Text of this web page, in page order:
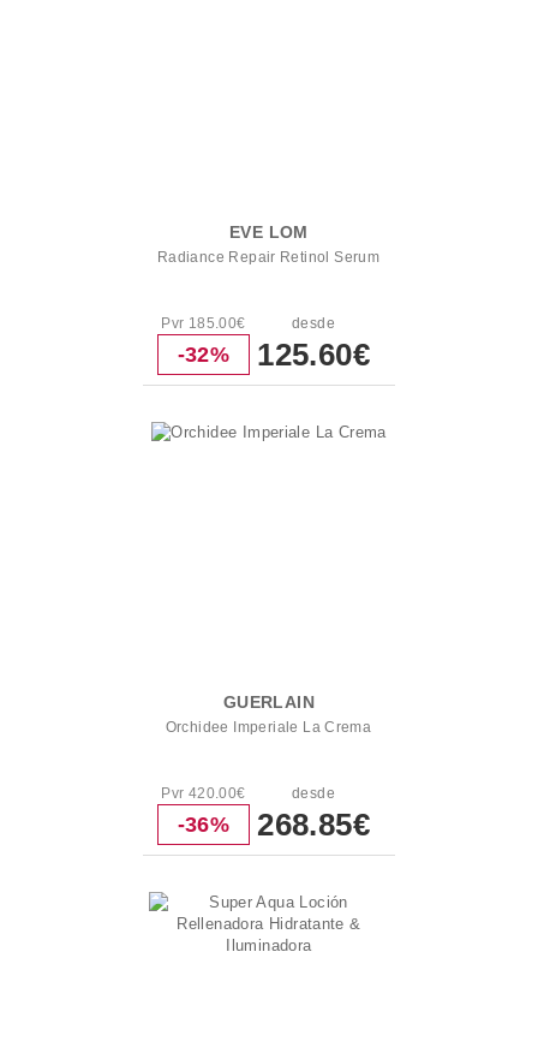
EVE LOM
Radiance Repair Retinol Serum
Pvr 185.00€
-32%
desde
125.60€
GUERLAIN
Orchidee Imperiale La Crema
Pvr 420.00€
-36%
desde
268.85€